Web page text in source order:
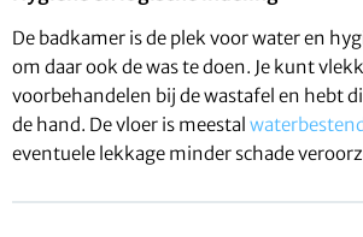
De badkamer is de plek voor water en
om daar ook de was te doen. Je kunt
voorbehandelen bij de wastafel en hebt
de hand. De vloer is meestal
eventuele lekkage minder schade